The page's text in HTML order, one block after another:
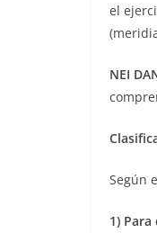
el
NEI
Según
1)